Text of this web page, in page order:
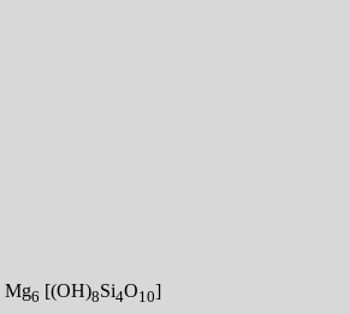
Mg6 [(OH)8Si4O10]